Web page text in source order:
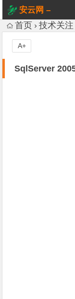
安云网 –
AnYun.ORG
首页 技术关注
SqlServer
A+